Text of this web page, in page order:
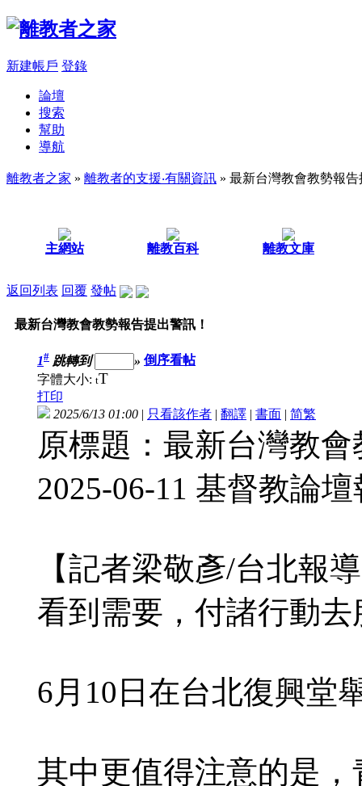
新建帳戶 登錄
論壇
搜索
幫助
導航
離教者之家 » 離教者的支援‧有關資訊 » 最新台灣教會教勢報
主網站 離教百科 離教文庫
返回列表 回覆 發帖
最新台灣教會教勢報告提出警訊！
1# 跳轉到 » 倒序看帖
字體大小: tT
打印
2025/6/13 01:00 | 只看該作者 | 翻譯 | 書面 | 简繁
原標題：最新台灣教
2025-06-11 基督教論
【記者梁敬彥/台北報
看到需要，付諸行動去
6月10日在台北復興堂
其中更值得注意的是